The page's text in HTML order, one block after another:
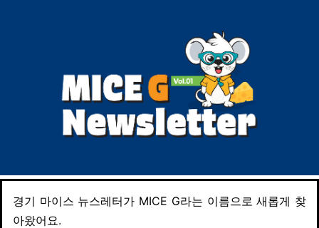
경기 마이스 뉴스레터가 MICE G라는 이름으로 새롭게 찾
아왔어요.